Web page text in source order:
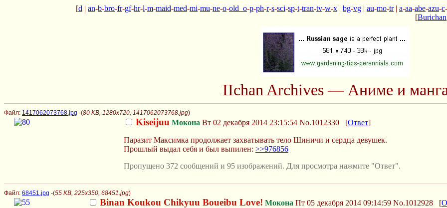
[d | an-b-bro-fr-gf-hr-l-m-maid-med-mi-mu-ne-o-old_o-p-ph-r-s-sci-sp-t-tran-tv-w-x | bg-vg | au-mo-tr| a-aa-abe-azu-c-
[Burichan
IIchan Archives — Аниме и
Файл: 1417062073768.jpg -(80 KB, 1280x720, 1417062073768.jpg)
Kiseijuu Мокона Вт 02 декабря 2014 23:15:54 No.1012330 [Ответ]
Паразит Максимка продолжает захватывать тело Шиничи и сердца девушек.
Прошлый выдал себя и был выпилен: >>976856
Пропущено 372 сообщений и 95 изображений. Для просмотра нажмите "Ответ".
Файл: 68451.jpg -(55 KB, 225x350, 68451.jpg)
Binan Koukou Chikyuu Boueibu Love! Мокона Пт 05 декабря 2014 09:14:59 No.1012928 [